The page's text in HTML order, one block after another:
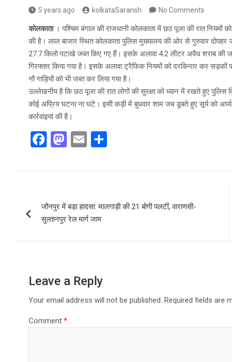
5 years ago kolkataSaransh No Comments
कोलकाता। पश्चिम बंगाल की राजधानी कोलकाता में छठ पूजा की रात नियमों
की है। लाल बाजार स्थित कोलकाता पुलिस मुख्यालय की ओर से गुरुवार दोपहर
27.7 किलो पटाखे जब्त किए गए हैं। इसके अलावा 4.2 लीटर अवैध शराब की
गिरफ्तार किया गया है। इसके अलावा ट्रैफिक नियमों को दरकिनार कर
नौ गाड़ियों को भी जब्त कर लिया गया है।
उल्लेखनीय है कि छठ पूजा की रात लोगों की सुरक्षा को ध्यान में रखते हुए पुलिस
कोई अप्रिय घटना ना घटे। इसी कड़ी में बुधवार शाम जब डूबते हुए सूर्य को
कार्रवाइयां की है।
F
ce
o
o
k
M
st
d
o
n
E
ail ar
navigation
जौनपुर में बड़ा हादसा: मालगाड़ी की 21 बोगी पलटीं, वाराणसी-
सुल्तानपुर रेल मार्ग जाम
Leave a Reply
Your email address will not be published. Required fields are
Comment *